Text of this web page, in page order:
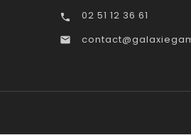
 02 51 12 36 61
